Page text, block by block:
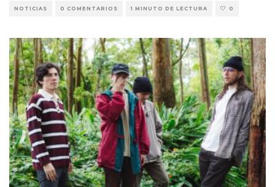
NOTICIAS 0 COMENTARIOS 1 MINUTO DE LECTURA 0